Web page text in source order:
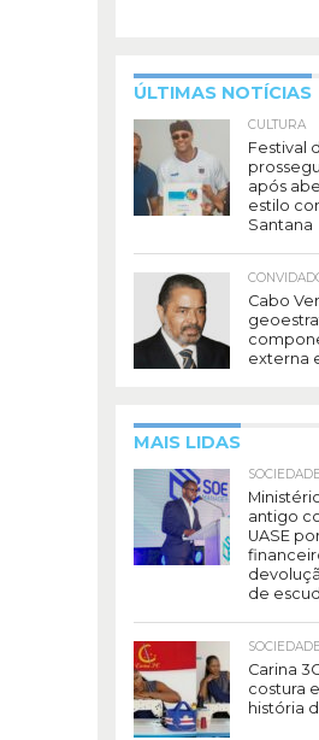
ÚLTIMAS NOTÍCIAS
CULTURA
Festival
após
estilo
Santana
Cabo
externa
MAIS LIDAS
SOCIEDADE
antigo
UASE
de
SOCIEDADE
Carina
costura
história